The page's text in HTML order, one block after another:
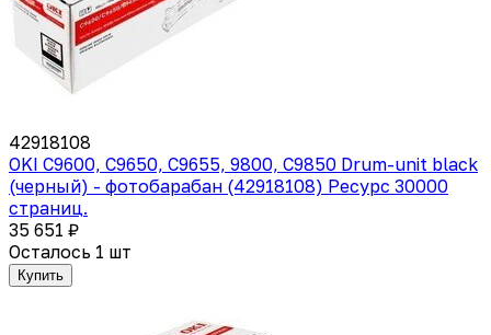
42918108
OKI C9600, C9650, C9655, 9800, C9850 Drum-unit black
(черный) - фотобарабан (42918108) Ресурс 30000
страниц.
35 651 ₽
Осталось 1 шт
Купить